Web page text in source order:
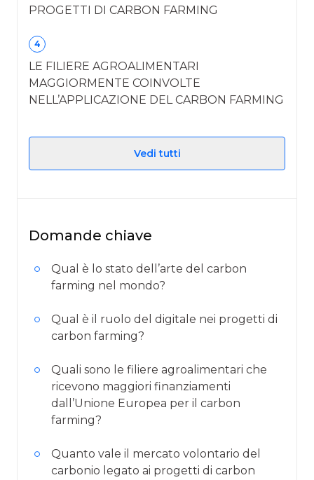
PROGETTI DI CARBON FARMING
4
LE FILIERE AGROALIMENTARI
MAGGIORMENTE COINVOLTE
NELL’APPLICAZIONE DEL CARBON FARMING
Vedi tutti
Domande chiave
Qual è lo stato dell’arte del carbon
farming nel mondo?
Qual è il ruolo del digitale nei progetti di
carbon farming?
Quali sono le filiere agroalimentari che
ricevono maggiori finanziamenti
dall’Unione Europea per il carbon
farming?
Quanto vale il mercato volontario del
carbonio legato ai progetti di carbon